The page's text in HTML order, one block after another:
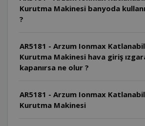
Kurutma Makinesi banyoda
?
AR5181 - Arzum Ionmax
Kurutma Makinesi hava giriş ızgarası
kapanırsa ne olur ?
AR5181 - Arzum Ionmax
Kurutma Makinesi